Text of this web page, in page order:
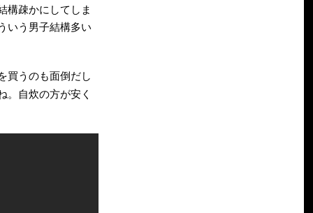
構疎かにしてしま
いう男子結構多い
買うのも面倒だし
。自炊の方が安く